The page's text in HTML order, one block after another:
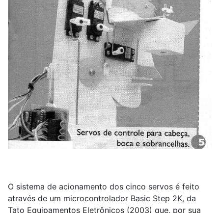
O sistema de acionamento dos cinco servos é feito
através de um microcontrolador Basic Step 2K, da
Tato Equipamentos Eletrônicos (2003) que, por sua